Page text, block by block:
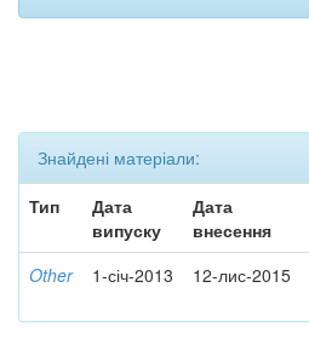
Знайдені матеріали:
Тип
Дата
випуску
Дата
внесення
Other 1-січ-2013 12-лис-2015